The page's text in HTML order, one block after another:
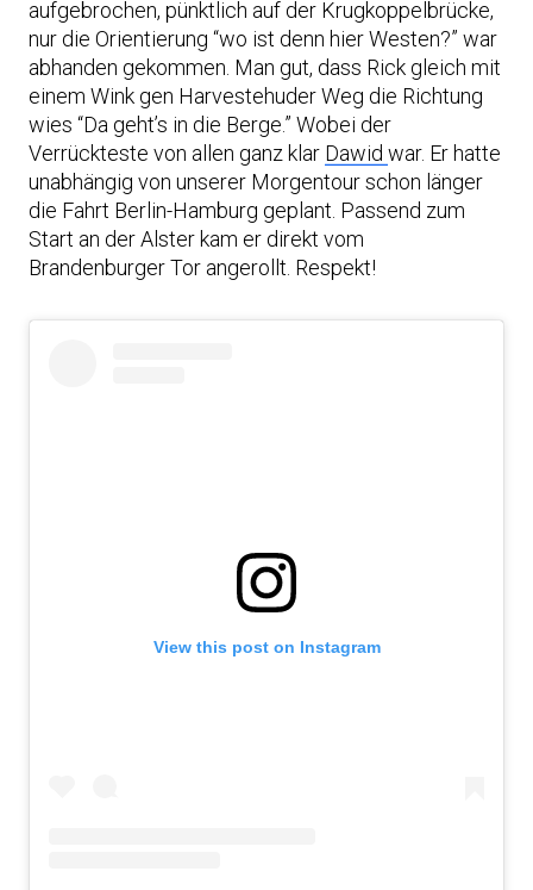
aufgebrochen, pünktlich auf der Krugkoppelbrücke,
nur die Orientierung “wo ist denn hier Westen?” war
abhanden gekommen. Man gut, dass Rick gleich mit
einem Wink gen Harvestehuder Weg die Richtung
wies “Da geht’s in die Berge.” Wobei der
Verrückteste von allen ganz klar Dawid war. Er hatte
unabhängig von unserer Morgentour schon länger
die Fahrt Berlin-Hamburg geplant. Passend zum
Start an der Alster kam er direkt vom
Brandenburger Tor angerollt. Respekt!
View this post on Instagram